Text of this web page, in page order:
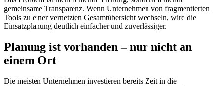
gemeinsame Transparenz. Wenn Unternehmen von fragmentierten
Tools zu einer vernetzten Gesamtübersicht wechseln, wird die
Einsatzplanung deutlich einfacher und zuverlässiger.
Planung ist vorhanden – nur nicht an
einem Ort
Die meisten Unternehmen investieren bereits Zeit in die